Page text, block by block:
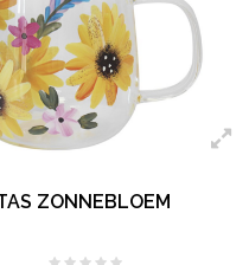
ZONNEBLOEM